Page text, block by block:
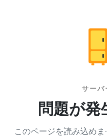
サーバ
問題が発
このページを読み込め